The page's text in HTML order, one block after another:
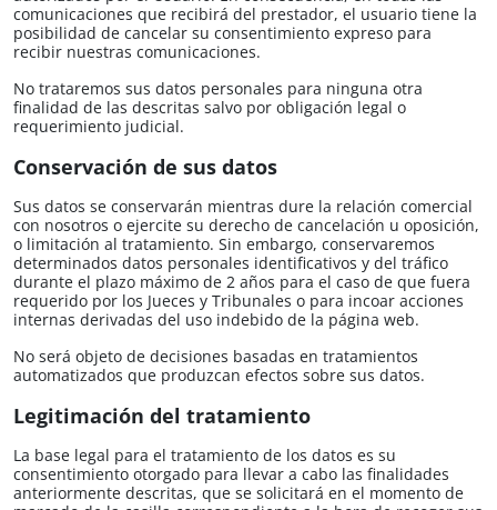
comunicaciones que recibirá del prestador, el usuario tiene la
posibilidad de cancelar su consentimiento expreso para
recibir nuestras comunicaciones.
No trataremos sus datos personales para ninguna otra
finalidad de las descritas salvo por obligación legal o
requerimiento judicial.
Conservación de sus datos
Sus datos se conservarán mientras dure la relación comercial
con nosotros o ejercite su derecho de cancelación u oposición,
o limitación al tratamiento. Sin embargo, conservaremos
determinados datos personales identificativos y del tráfico
durante el plazo máximo de 2 años para el caso de que fuera
requerido por los Jueces y Tribunales o para incoar acciones
internas derivadas del uso indebido de la página web.
No será objeto de decisiones basadas en tratamientos
automatizados que produzcan efectos sobre sus datos.
Legitimación del tratamiento
La base legal para el tratamiento de los datos es su
consentimiento otorgado para llevar a cabo las finalidades
anteriormente descritas, que se solicitará en el momento de